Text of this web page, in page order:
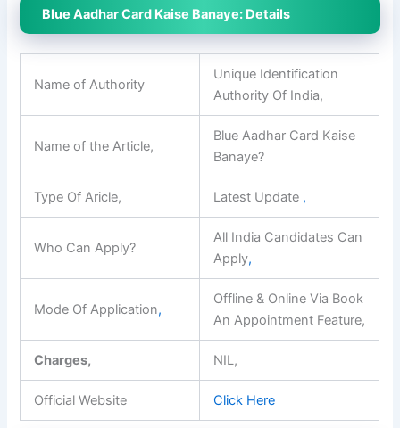
Blue Aadhar Card Kaise Banaye: Details
Name of Authority
Unique Identification
Authority Of India,
Name of the Article,
Blue Aadhar Card Kaise
Banaye?
Type Of Aricle, Latest Update ,
Who Can Apply?
All India Candidates Can
Apply,
Mode Of Application,
Offline & Online Via Book
An Appointment Feature,
Charges, NIL,
Official Website Click Here